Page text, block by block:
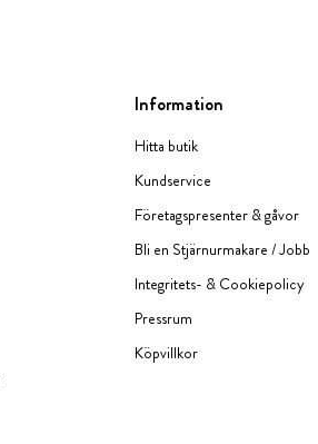
Information
Hitta butik
Kundservice
Företagspresenter & gåvor
Bli en Stjärnurmakare / Jobb
Integritets- & Cookiepolicy
Pressrum
Köpvillkor